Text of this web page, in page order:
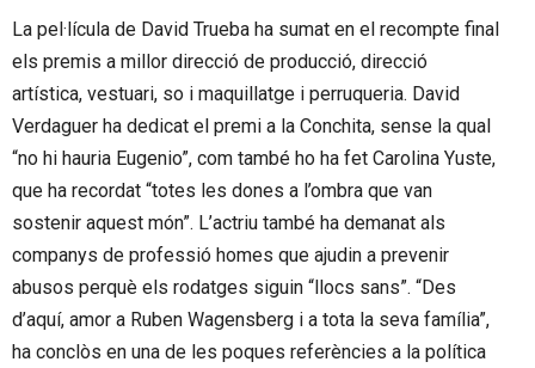
La pel·lícula de David Trueba ha sumat en el recompte final
els premis a millor direcció de producció, direcció
artística, vestuari, so i maquillatge i perruqueria. David
Verdaguer ha dedicat el premi a la Conchita, sense la qual
“no hi hauria Eugenio”, com també ho ha fet Carolina Yuste,
que ha recordat “totes les dones a l’ombra que van
sostenir aquest món”. L’actriu també ha demanat als
companys de professió homes que ajudin a prevenir
abusos perquè els rodatges siguin “llocs sans”. “Des
d’aquí, amor a Ruben Wagensberg i a tota la seva família”,
ha conclòs en una de les poques referències a la política